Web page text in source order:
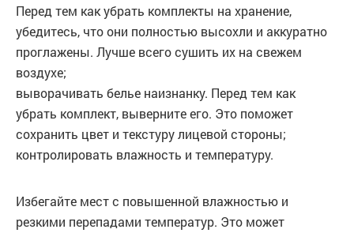
Перед тем как убрать комплекты на хранение,
убедитесь, что они полностью высохли и аккуратно
проглажены. Лучше всего сушить их на свежем
воздухе;
выворачивать белье наизнанку. Перед тем как
убрать комплект, выверните его. Это поможет
сохранить цвет и текстуру лицевой стороны;
контролировать влажность и температуру.
Избегайте мест с повышенной влажностью и
резкими перепадами температур. Это может